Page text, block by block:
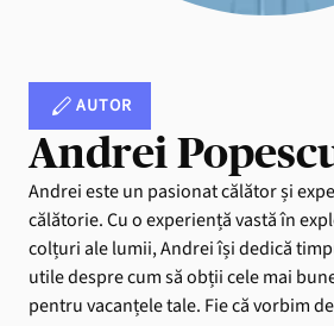
AUTOR
Andrei
Andrei este un pasionat călător și
călătorie. Cu o experiență vastă în
colțuri ale lumii, Andrei își dedică
utile despre cum să obții cele mai
pentru vacanțele tale. Fie că vorbim